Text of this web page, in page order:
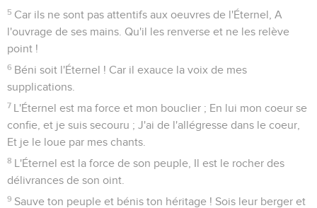
5 Car ils ne sont pas attentifs aux oeuvres de l'Éternel, A
l'ouvrage de ses mains. Qu'il les renverse et ne les relève
point !
6 Béni soit l'Éternel ! Car il exauce la voix de mes
supplications.
7 L'Éternel est ma force et mon bouclier ; En lui mon coeur se
confie, et je suis secouru ; J'ai de l'allégresse dans le coeur,
Et je le loue par mes chants.
8 L'Éternel est la force de son peuple, Il est le rocher des
délivrances de son oint.
9 Sauve ton peuple et bénis ton héritage ! Sois leur berger et